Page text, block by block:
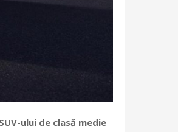
ului de clasă medie